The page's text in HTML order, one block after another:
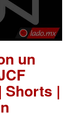
un
Shorts |